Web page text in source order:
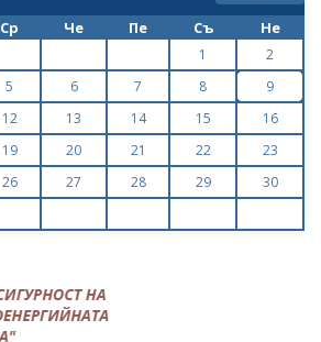
Ср Че Пе Съ Не
1
2
5 6 7 8
9
12 13 14 15
16
19 20 21 22
23
26 27 28 29
30